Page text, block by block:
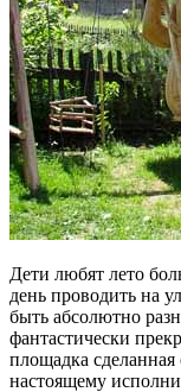
Дети любят лето
день проводить на
быть абсолютно
фантастически
площадка
настоящему